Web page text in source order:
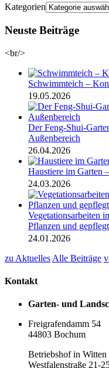
Kategorien
Neuste Beiträge
<br/>
Schwimmteich –
19.05.2026
Der Feng-Shui-
Außenbereich
26.04.2026
Haustiere im Garten
24.03.2026
Vegetationsarbeiten
Pflanzen und
24.01.2026
zu Aktuelles Alle Beiträge
Kontakt
Garten- und
Freigrafendamm 54
44803 Bochum
Betriebshof in Witten
Westfalenstraße 21-